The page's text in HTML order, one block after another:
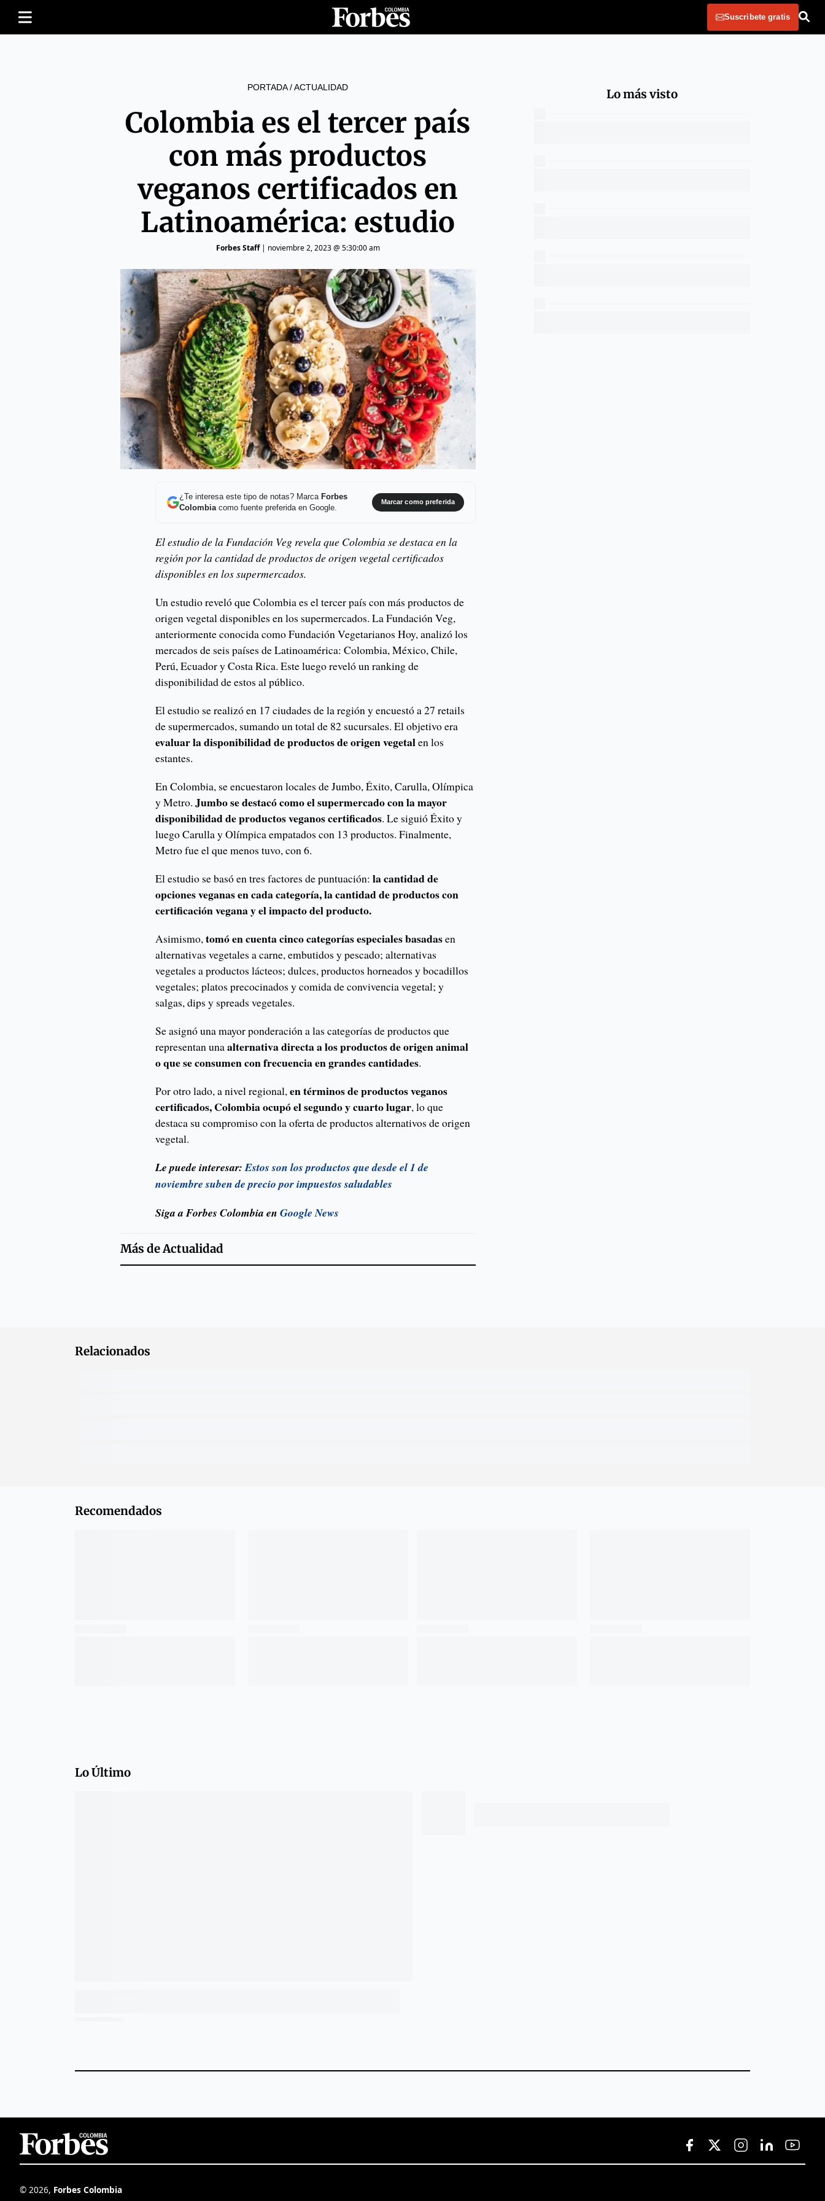
Suscribete gratis
PORTADA/ACTUALIDAD
Colombia es el tercer país
con más productos
veganos certificados en
Latinoamérica: estudio
Forbes Staff| noviembre 2, 2023 @ 5:30:00 am
¿Te interesa este tipo de notas? Marca Forbes
Colombiacomo fuente preferida en Google.
Marcar como preferida
El estudio de la Fundación Veg revela que Colombia se destaca en la
región por la cantidad de productos de origen vegetal certificados
disponibles en los supermercados.
Un estudio reveló que Colombia es el tercer país con más productos de
origen vegetal disponibles en los supermercados. La Fundación Veg,
anteriormente conocida como Fundación Vegetarianos Hoy, analizó los
mercados de seis países de Latinoamérica: Colombia, México, Chile,
Perú, Ecuador y Costa Rica. Este luego reveló un ranking de
disponibilidad de estos al público.
El estudio se realizó en 17 ciudades de la región y encuestó a 27 retails
de supermercados, sumando un total de 82 sucursales. El objetivo era
evaluar la disponibilidad de productos de origen vegetalen los
estantes.
En Colombia, se encuestaron locales de Jumbo, Éxito, Carulla, Olímpica
y Metro.Jumbo se destacó como el supermercado con la mayor
disponibilidad de productos veganos certificados. Le siguió Éxito y
luego Carulla y Olímpica empatados con 13 productos. Finalmente,
Metro fue el que menos tuvo, con 6.
El estudio se basó en tres factores de puntuación:la cantidad de
opciones veganas en cada categoría, la cantidad de productos con
certificación vegana y el impacto del producto.
Asimismo,tomó en cuenta cinco categorías especiales basadasen
alternativas vegetales a carne, embutidos y pescado; alternativas
vegetales a productos lácteos; dulces, productos horneados y bocadillos
vegetales; platos precocinados y comida de convivencia vegetal; y
salgas, dips y spreads vegetales.
Se asignó una mayor ponderación a las categorías de productos que
representan unaalternativa directa a los productos de origen animal
o que se consumen con frecuencia en grandes cantidades.
Por otro lado, a nivel regional,en términos de productos veganos
certificados, Colombia ocupó el segundo y cuarto lugar, lo que
destaca su compromiso con la oferta de productos alternativos de origen
vegetal.
Le puede interesar:Estos son los productos que desde el 1 de
noviembre suben de precio por impuestos saludables
Siga a Forbes Colombia enGoogle News
Más deActualidad
Lo más visto
Relacionados
Recomendados
Lo Último
© 2026, Forbes Colombia